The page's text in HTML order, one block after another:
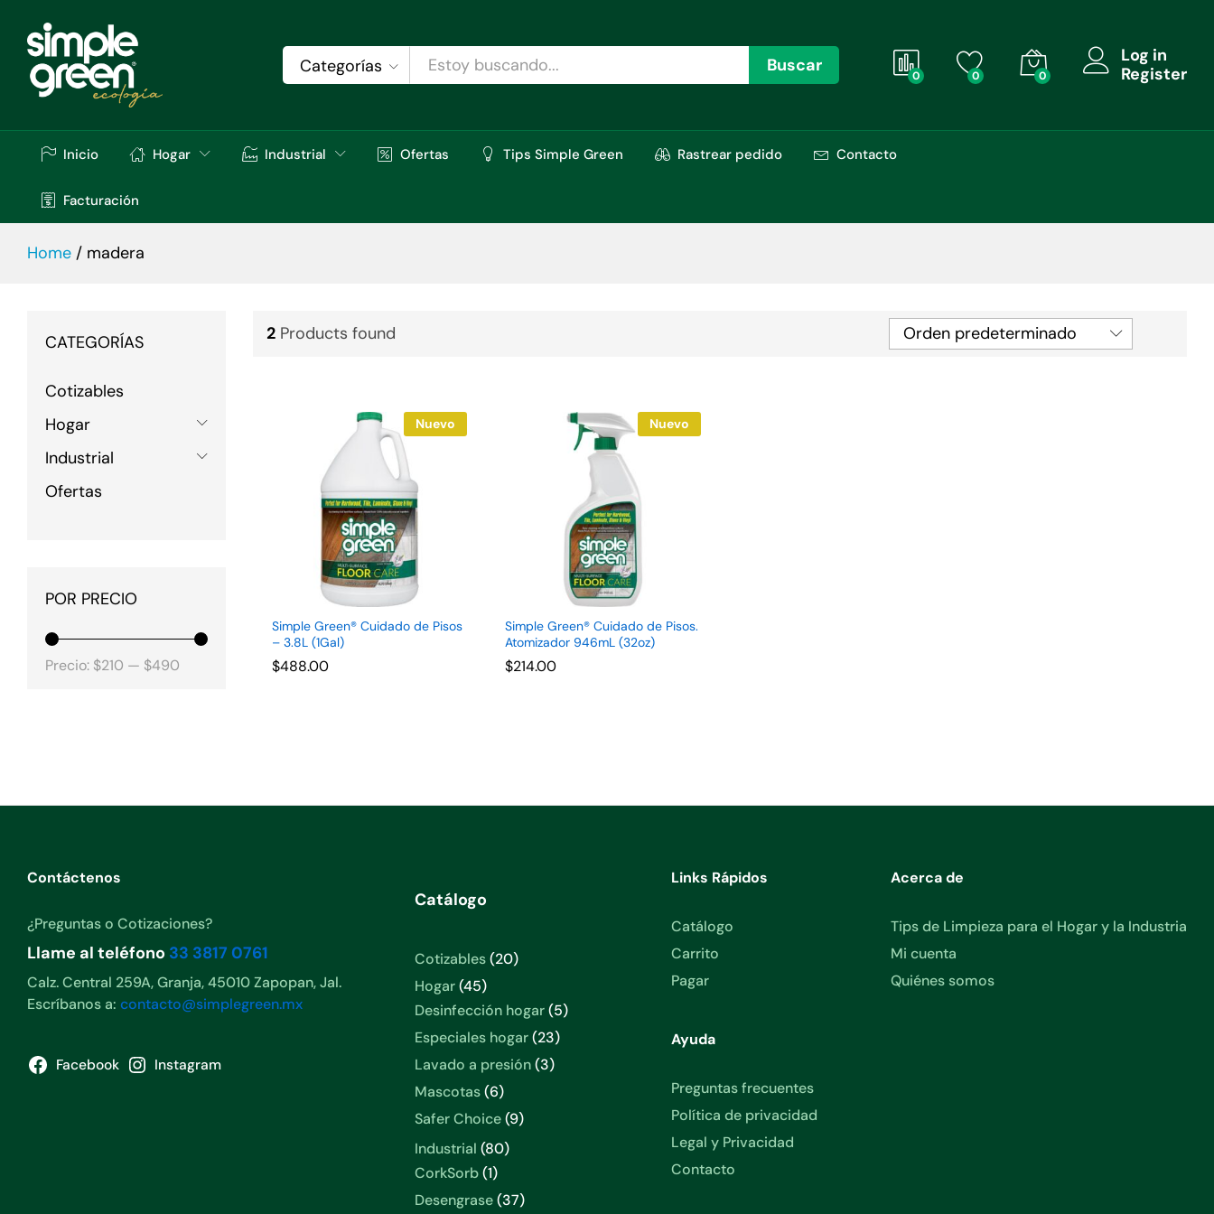
Categorías Buscar 0 0 0
Log in
Register
Inicio Hogar Industrial Ofertas Tips Simple Green Rastrear pedido Contacto
Facturación
Home / madera
2 Products found Orden predeterminado
Nuevo
Simple Green® Cuidado de Pisos
– 3.8L (1Gal)
$488.00
$488.00
Nuevo
Simple Green® Cuidado de Pisos.
Atomizador 946mL (32oz)
$214.00
$214.00
CATEGORÍAS
Cotizables
Hogar
Industrial
Ofertas
POR PRECIO
Precio: $210 — $490
Contáctenos
¿Preguntas o Cotizaciones?
Llame al teléfono 33 3817 0761
Calz. Central 259A, Granja, 45010 Zapopan, Jal.
Escríbanos a: contacto@simplegreen.mx
Facebook Instagram
Catálogo
Cotizables 2020
Hogar 4545
productos
Desinfección hogar 55
Especiales hogar 2323
productos
Lavado a presión 33
Mascotas 66
productos
Safer Choice 99
Industrial 8080
CorkSorb 11
producto
Desengrase 3737
Links Rápidos
Catálogo
Carrito
Pagar
Ayuda
Preguntas frecuentes
Política de privacidad
Legal y Privacidad
Contacto
Acerca de
Tips de Limpieza para el Hogar y la Industria
Mi cuenta
Quiénes somos